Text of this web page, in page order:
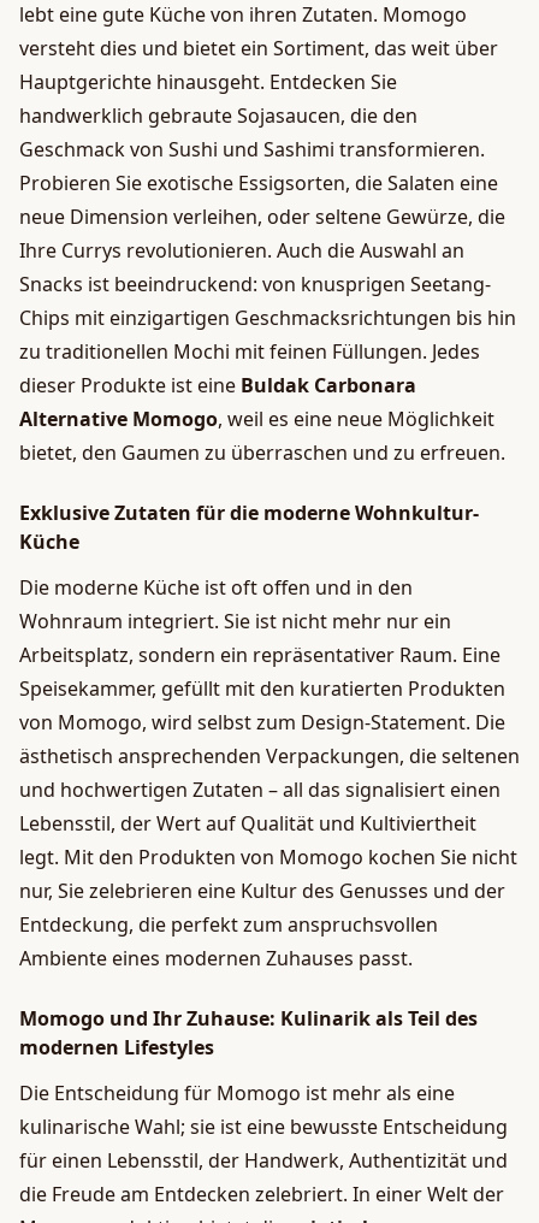
lebt eine gute Küche von ihren Zutaten. Momogo
versteht dies und bietet ein Sortiment, das weit über
Hauptgerichte hinausgeht. Entdecken Sie
handwerklich gebraute Sojasaucen, die den
Geschmack von Sushi und Sashimi transformieren.
Probieren Sie exotische Essigsorten, die Salaten eine
neue Dimension verleihen, oder seltene Gewürze, die
Ihre Currys revolutionieren. Auch die Auswahl an
Snacks ist beeindruckend: von knusprigen Seetang-
Chips mit einzigartigen Geschmacksrichtungen bis hin
zu traditionellen Mochi mit feinen Füllungen. Jedes
dieser Produkte ist eine Buldak Carbonara
Alternative Momogo, weil es eine neue Möglichkeit
bietet, den Gaumen zu überraschen und zu erfreuen.
Exklusive Zutaten für die moderne Wohnkultur-
Küche
Die moderne Küche ist oft offen und in den
Wohnraum integriert. Sie ist nicht mehr nur ein
Arbeitsplatz, sondern ein repräsentativer Raum. Eine
Speisekammer, gefüllt mit den kuratierten Produkten
von Momogo, wird selbst zum Design-Statement. Die
ästhetisch ansprechenden Verpackungen, die seltenen
und hochwertigen Zutaten – all das signalisiert einen
Lebensstil, der Wert auf Qualität und Kultiviertheit
legt. Mit den Produkten von Momogo kochen Sie nicht
nur, Sie zelebrieren eine Kultur des Genusses und der
Entdeckung, die perfekt zum anspruchsvollen
Ambiente eines modernen Zuhauses passt.
Momogo und Ihr Zuhause: Kulinarik als Teil des
modernen Lifestyles
Die Entscheidung für Momogo ist mehr als eine
kulinarische Wahl; sie ist eine bewusste Entscheidung
für einen Lebensstil, der Handwerk, Authentizität und
die Freude am Entdecken zelebriert. In einer Welt der